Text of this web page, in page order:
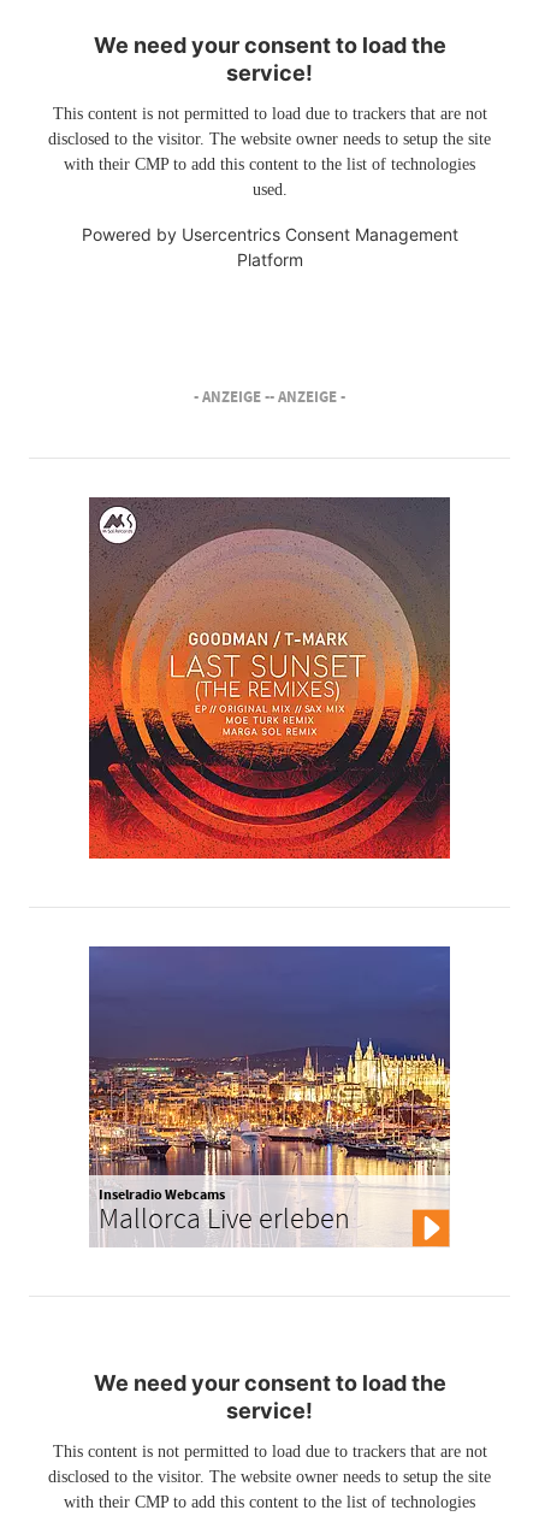
We need your consent to load the
service!
This content is not permitted to load due to trackers that are not
disclosed to the visitor. The website owner needs to setup the site
with their CMP to add this content to the list of technologies
used.
Powered by Usercentrics Consent Management
Platform
- ANZEIGE -- ANZEIGE -
Inselradio Webcams
Mallorca Live erleben
We need your consent to load the
service!
This content is not permitted to load due to trackers that are not
disclosed to the visitor. The website owner needs to setup the site
with their CMP to add this content to the list of technologies